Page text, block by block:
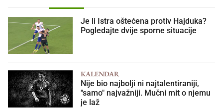
Je li Istra oštećena protiv Hajduka?
Pogledajte dvije sporne situacije
KALENDAR
Nije bio najbolji ni najtalentiraniji,
"samo" najvažniji. Mučni mit o njemu
je laž